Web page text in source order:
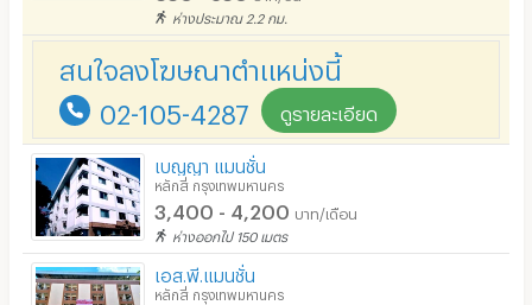
ห่างประมาณ 2.2 กม.
สนใจลงโฆษณาตำแหน่งนี้
02-105-4287 ดูรายละเอียด
เบญญา แมนชั่น
หลักสี่ กรุงเทพมหานคร
3,400 - 4,200 บาท/เดือน
ห่างออกไป 150 เมตร
เอส.พี.แมนชั่น
หลักสี่ กรุงเทพมหานคร